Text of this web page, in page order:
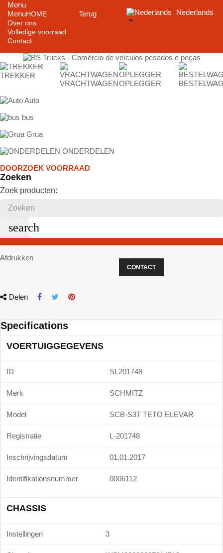
Menu
Menu
Terug
HOME
Over ons
Volledige voorraad
Contact
Nederlands
TREKKER
VRACHTWAGENOPLEGGER
Auto
bus
Grua
ONDERDELEN
DOORZOEK VOORRAAD
Zoeken
Zoek producten:
search
Afdrukken
CONTACT
Delen
Specifications
VOERTUIGGEGEVENS
ID SL201748
Merk SCHMITZ
Model SCB-S3T TETO ELEVAR
Registratie L-201748
Inschrijvingsdatum 01.01.2017
Identifikationsnummer 0006112
CHASSIS
Instellingen 3